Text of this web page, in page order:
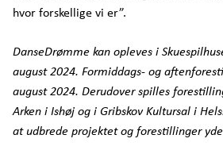
hvor forskellige vi er”.
DanseDrømme kan opleves i
august 2024. Formiddags- og
august 2024. Derudover spilles
Arken i Ishøj og i Gribskov Kultursal i
at udbrede projektet og forestillinger